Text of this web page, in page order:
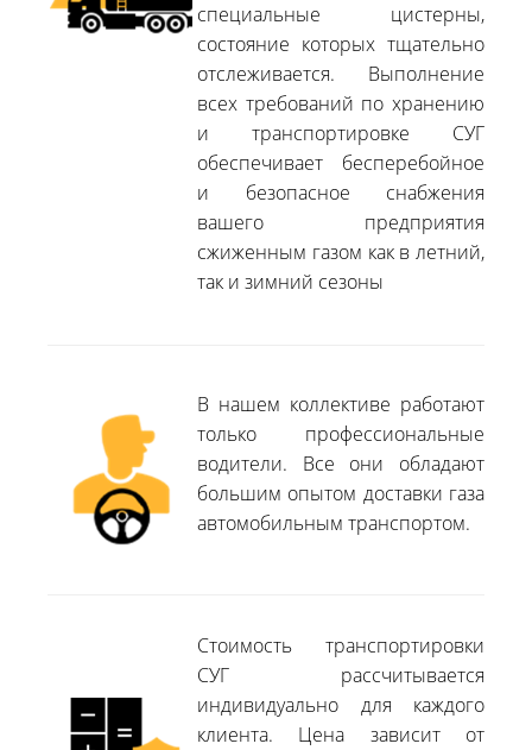
специальные цистерны,
состояние которых тщательно
отслеживается. Выполнение
всех требований по хранению
и транспортировке СУГ
обеспечивает бесперебойное
и безопасное снабжения
вашего предприятия
сжиженным газом как в летний,
так и зимний сезоны
В нашем коллективе работают
только профессиональные
водители. Все они обладают
большим опытом доставки газа
автомобильным транспортом.
Стоимость транспортировки
СУГ рассчитывается
индивидуально для каждого
клиента. Цена зависит от